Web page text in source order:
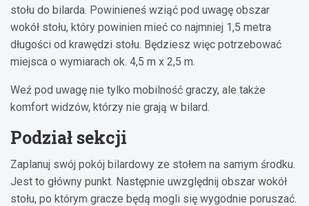
stołu do bilarda. Powinieneś wziąć pod uwagę obszar
wokół stołu, który powinien mieć co najmniej 1,5 metra
długości od krawędzi stołu. Będziesz więc potrzebować
miejsca o wymiarach ok. 4,5 m x 2,5 m.
Weź pod uwagę nie tylko mobilność graczy, ale także
komfort widzów, którzy nie grają w bilard.
Podział sekcji
Zaplanuj swój pokój bilardowy ze stołem na samym środku.
Jest to główny punkt. Następnie uwzględnij obszar wokół
stołu, po którym gracze będą mogli się wygodnie poruszać.